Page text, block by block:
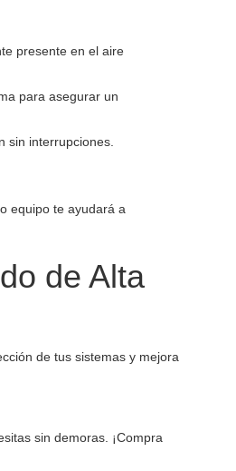
presente en el aire
para asegurar un
sin interrupciones.
equipo te ayudará a
de Alta
de tus sistemas y mejora
sin demoras. ¡Compra